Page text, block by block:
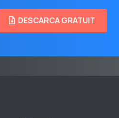
DESCARCA GRATUIT